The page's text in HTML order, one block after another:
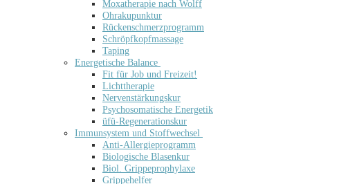
Moxatherapie nach Wolff
Ohrakupunktur
Rückenschmerzprogramm
Schröpfkopfmassage
Taping
Energetische Balance
Fit für Job und Freizeit!
Lichttherapie
Nervenstärkungskur
Psychosomatische Energetik
üfü-Regenerationskur
Immunsystem und Stoffwechsel
Anti-Allergieprogramm
Biologische Blasenkur
Biol. Grippeprophylaxe
Grippehelfer